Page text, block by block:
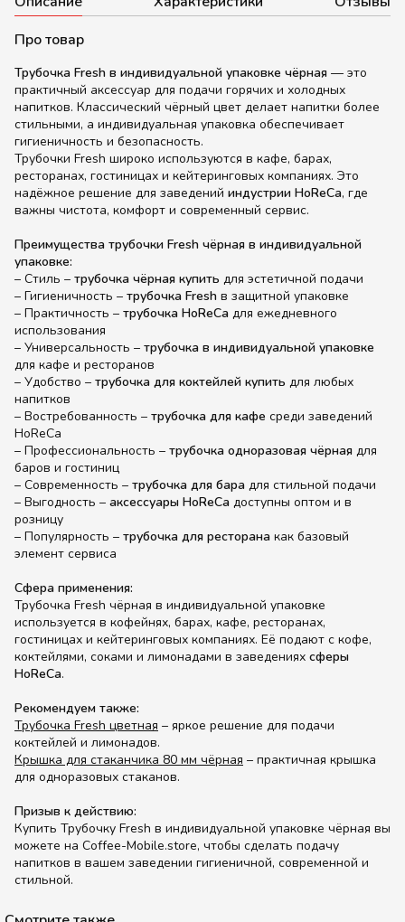
Про товар
Трубочка Fresh в индивидуальной упаковке чёрная — это
практичный аксессуар для подачи горячих и холодных
напитков. Классический чёрный цвет делает напитки более
стильными, а индивидуальная упаковка обеспечивает
гигиеничность и безопасность.
Трубочки Fresh широко используются в кафе, барах,
ресторанах, гостиницах и кейтеринговых компаниях. Это
надёжное решение для заведений индустрии HoReCa, где
важны чистота, комфорт и современный сервис.
Преимущества трубочки Fresh чёрная в индивидуальной
упаковке:
– Стиль – трубочка чёрная купить для эстетичной подачи
– Гигиеничность – трубочка Fresh в защитной упаковке
– Практичность – трубочка HoReCa для ежедневного
использования
– Универсальность – трубочка в индивидуальной упаковке
для кафе и ресторанов
– Удобство – трубочка для коктейлей купить для любых
напитков
– Востребованность – трубочка для кафе среди заведений
HoReCa
– Профессиональность – трубочка одноразовая чёрная для
баров и гостиниц
– Современность – трубочка для бара для стильной подачи
– Выгодность – аксессуары HoReCa доступны оптом и в
розницу
– Популярность – трубочка для ресторана как базовый
элемент сервиса
Сфера применения:
Трубочка Fresh чёрная в индивидуальной упаковке
используется в кофейнях, барах, кафе, ресторанах,
гостиницах и кейтеринговых компаниях. Её подают с кофе,
коктейлями, соками и лимонадами в заведениях сферы
HoReCa.
Рекомендуем также:
Трубочка Fresh цветная – яркое решение для подачи
коктейлей и лимонадов.
Крышка для стаканчика 80 мм чёрная – практичная крышка
для одноразовых стаканов.
Призыв к действию:
Купить Трубочку Fresh в индивидуальной упаковке чёрная вы
можете на Coffee-Mobile.store, чтобы сделать подачу
напитков в вашем заведении гигиеничной, современной и
стильной.